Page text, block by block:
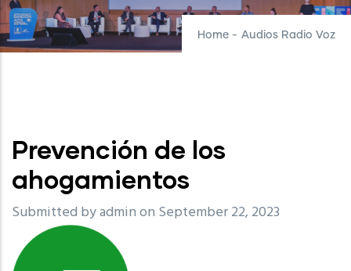
Home - Audios Radio Voz
Prevención de los
ahogamientos
Submitted byadminon September 22, 2023